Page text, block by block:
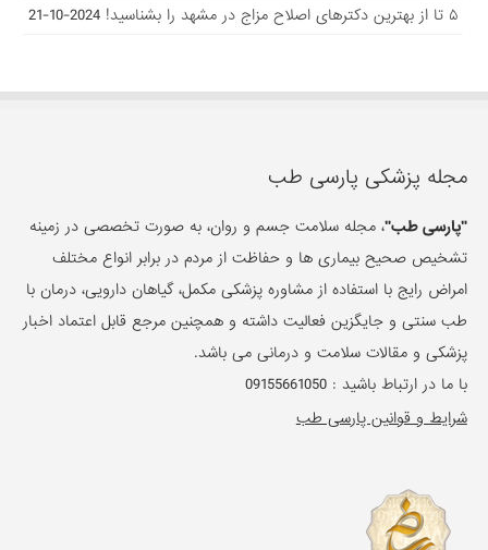
۵ تا از بهترین دکتر‌های اصلاح مزاج در مشهد را بشناسید!
2024-10-21
مجله پزشکی پارسی طب
"پارسی طب"، مجله سلامت جسم و روان، به صورت تخصصی در زمینه
تشخیص صحیح بیماری ها و حفاظت از مردم در برابر انواع مختلف
امراض رایج با استفاده از مشاوره پزشکی مکمل، گیاهان دارویی، درمان با
طب سنتی و جایگزین فعالیت داشته و همچنین مرجع قابل اعتماد اخبار
پزشکی و مقالات سلامت و درمانی می باشد.
با ما در ارتباط باشید :09155661050
شرایط و قوانین پارسی طب